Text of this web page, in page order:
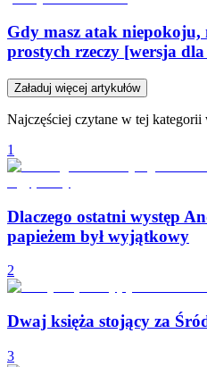
Gdy masz atak niepokoju,
prostych rzeczy [wersja
Załaduj więcej artykułów
Najczęściej czytane w tej kategorii
1
Dlaczego ostatni występ
papieżem był wyjątkowy
2
Dwaj księża stojący za
3